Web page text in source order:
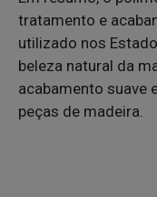
tratamento e
utilizado nos
beleza natural da
acabamento suave
peças de madeira.